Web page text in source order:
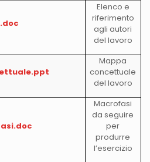
Elenco e
riferimento
agli autori
del lavoro
Mappa
concettuale
del lavoro
Macrofasi
da seguire
per
produrre
l’esercizio